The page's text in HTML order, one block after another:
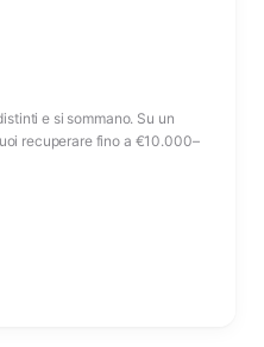
e si sommano. Su un
recuperare fino a €10.000–